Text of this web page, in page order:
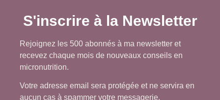
S'inscrire à la Newsletter
Rejoignez les 500 abonnés à ma newsletter et
recevez chaque mois de nouveaux conseils en
micronutrition.
Votre adresse email sera protégée et ne servira en
aucun cas à spammer votre messagerie.